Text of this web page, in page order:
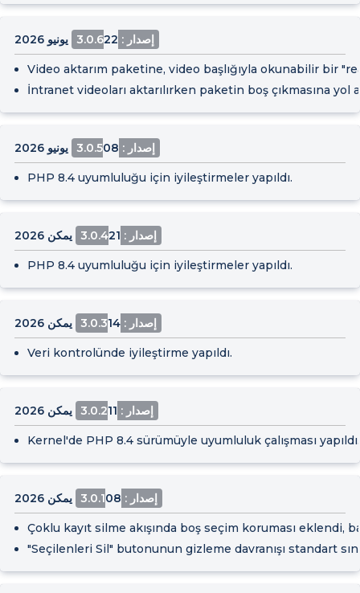
إصدار : 3.0.6 22 يونيو 2026
Video aktarım paketine, video başlığıyla okunabilir bir
İntranet videoları aktarılırken paketin boş çıkmasına yol
إصدار : 3.0.5 08 يونيو 2026
PHP 8.4 uyumluluğu için iyileştirmeler yapıldı.
إصدار : 3.0.4 21 يمكن 2026
PHP 8.4 uyumluluğu için iyileştirmeler yapıldı.
إصدار : 3.0.3 14 يمكن 2026
Veri kontrolünde iyileştirme yapıldı.
إصدار : 3.0.2 11 يمكن 2026
Kernel'de PHP 8.4 sürümüyle uyumluluk çalışması yapıldı.
إصدار : 3.0.1 08 يمكن 2026
Çoklu kayıt silme akışında boş seçim koruması eklendi,
"Seçilenleri Sil" butonunun gizleme davranışı standart